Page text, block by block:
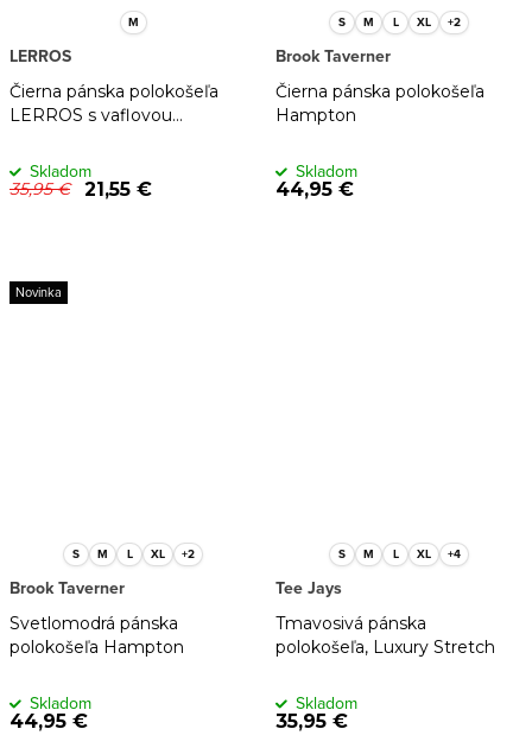
M
Čierna pánska polokošeľa
LERROS s vaflovou
LERROS
35,95 € 21,55 €
Skladom
S M L XL +2
Čierna pánska polokošeľa
Hampton
Brook Taverner
44,95 €
Skladom
Novinka
S M L XL +2
Svetlomodrá pánska
polokošeľa Hampton
Brook Taverner
44,95 €
Skladom
S M L XL +4
Tmavosivá pánska
polokošeľa, Luxury Stretch
Tee Jays
35,95 €
Skladom